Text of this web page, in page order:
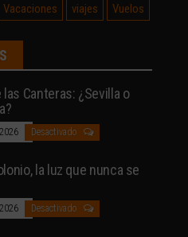
Vacaciones viajes Vuelos
las Canteras: ¿Sevilla o
Desactivado
la luz que nunca se
Desactivado